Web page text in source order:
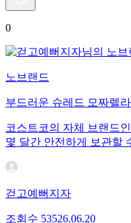
0
노브랜드
부드러운 슈레드 모짜렐
코스트코의 자체 브랜드
몇 달간 안전하게 보관할
걷고예뻐지자
조회수 53526.06.20